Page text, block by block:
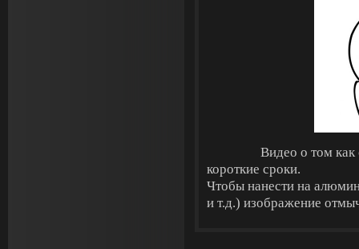
Видео о том как
короткие сроки.
Чтобы нанести на
и т.д.) изображение